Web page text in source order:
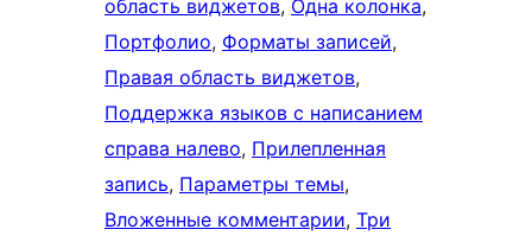
область виджетов, Одна колонка
Портфолио, Форматы записей
Правая область виджетов
Поддержка языков с написанием
справа налево, Прилепленная
запись, Параметры темы
Вложенные комментарии, Три